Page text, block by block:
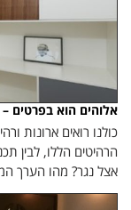
אלוהים הוא בפרטים –
כולנו רואים ארונות
אצל נגר? מהו הערך